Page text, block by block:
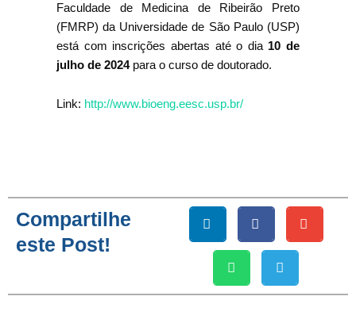
Faculdade de Medicina de Ribeirão Preto
(FMRP) da Universidade de São Paulo (USP)
está com inscrições abertas até o dia 10 de
julho de 2024para o curso de doutorado.
Link: http://www.bioeng.eesc.usp.br/
Compartilhe
este Post!